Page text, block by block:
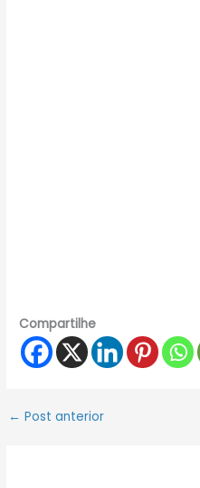
Compartilhe
← Post anterior